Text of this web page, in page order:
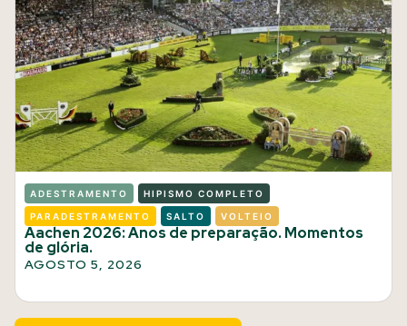
ADESTRAMENTO HIPISMO COMPLETO
PARADESTRAMENTO SALTO VOLTEIO
Aachen 2026: Anos de preparação. Momentos
de glória.
AGOSTO 5, 2026